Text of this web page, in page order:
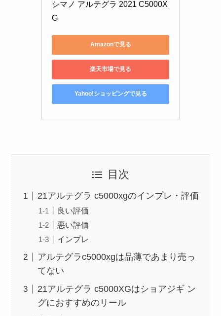
シマノ アルテグラ 2021 C5000X
G
Amazonで見る
楽天市場で見る
Yahoo!ショッピングで見る
目次
21アルテグラ c5000xgのインプレ・評価
良い評価
悪い評価
インプレ
アルテグラc5000xgは品薄であまり売っ
てない
21アルテグラ c5000XGはショアジギ ン
グにおすすめのリール